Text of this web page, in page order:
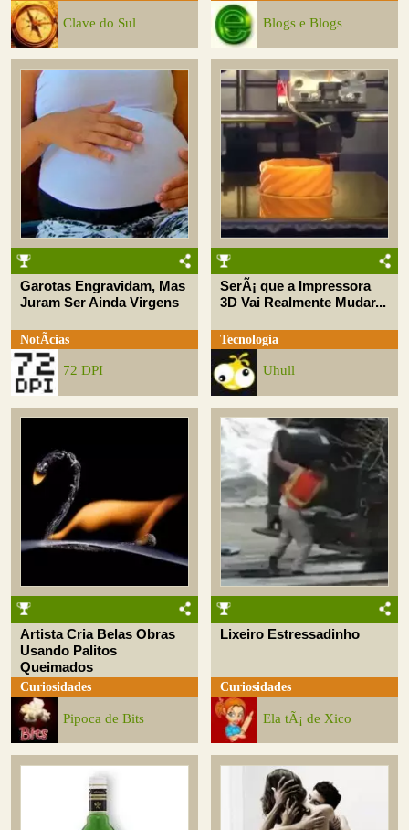
Clave do Sul Blogs e Blogs
Garotas Engravidam, Mas
Juram Ser Ainda Virgens
NotÃ­cias
72 DPI
SerÃ¡ que a Impressora
3D Vai Realmente Mudar...
Tecnologia
Uhull
Artista Cria Belas Obras
Usando Palitos
Queimados
Curiosidades
Pipoca de Bits
Lixeiro Estressadinho
Curiosidades
Ela tÃ¡ de Xico